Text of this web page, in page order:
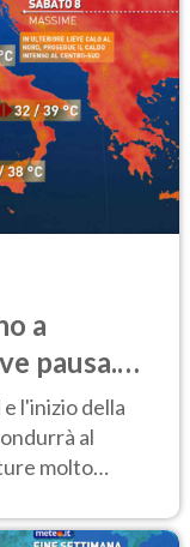
a
pausa.
l'inizio della
al
molto